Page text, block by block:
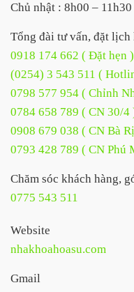
Chủ nhật : 8h00 – 11h30
Tổng đài tư vấn, đặt lịch
0918 174 662 ( Đặt hẹn )
(0254) 3 543 511 (
0798 577 954 ( Chỉnh
0784 658 789 ( CN 30/4
0908 679 038 ( CN Bà
0793 428 789 ( CN Phú
Chăm sóc khách hàng,
0775 543 511
Website
nhakhoahoasu.com
Gmail